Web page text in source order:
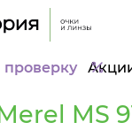
проверку
MS